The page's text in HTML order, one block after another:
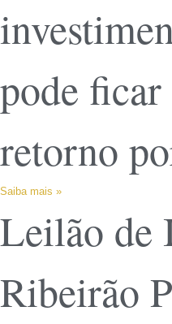
pode ficar
retorno
Saiba mais »
Leilão de
Ribeirão